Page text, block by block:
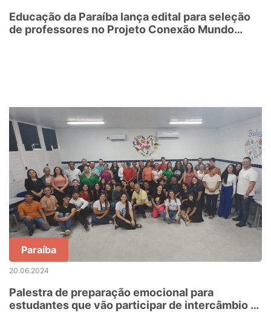
Educação da Paraíba lança edital para seleção
de professores no Projeto Conexão Mundo
Paraíba
20.06.2024
Palestra de preparação emocional para
estudantes que vão participar de intercâmbio é